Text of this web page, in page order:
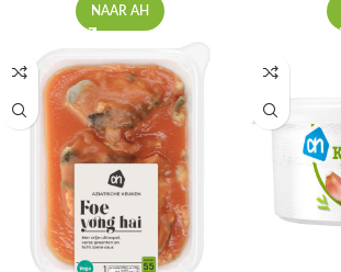
NAAR AH